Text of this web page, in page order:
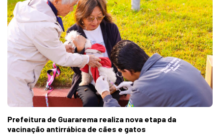
Prefeitura de Guararema realiza nova etapa da
vacinação antirrábica de cães e gatos